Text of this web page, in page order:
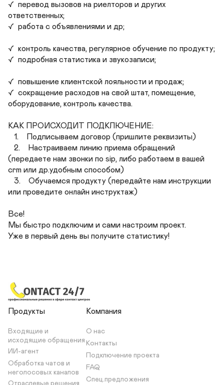
✓  перевод вызовов на риелторов и других
ответственных;
✓  работа с объявлениями и др;
✓  контроль качества, регулярное обучение по продукту;
✓  подробная статистика и звукозаписи;
✓  повышение клиентской лояльности и продаж;
✓  сокращение расходов на свой штат, помещение,
оборудование, контроль качества.
КАК ПРОИСХОДИТ ПОДКЛЮЧЕНИЕ:
(передаете нам звонки по sip, либо работаем в вашей
crm или др.удобным способом)
или проведите онлайн инструктаж)
Все!
Мы быстро подключим и сами настроим проект.
Уже в первый день вы получите статистику!
Продукты
Входящие и
исходящие обращения
ИИ-агент
Обработка чатов и
неголосовых каналов
Отраслевые решения
Компания
О нас
Контакты
Подключение проекта
FAQ
Спец.предложения